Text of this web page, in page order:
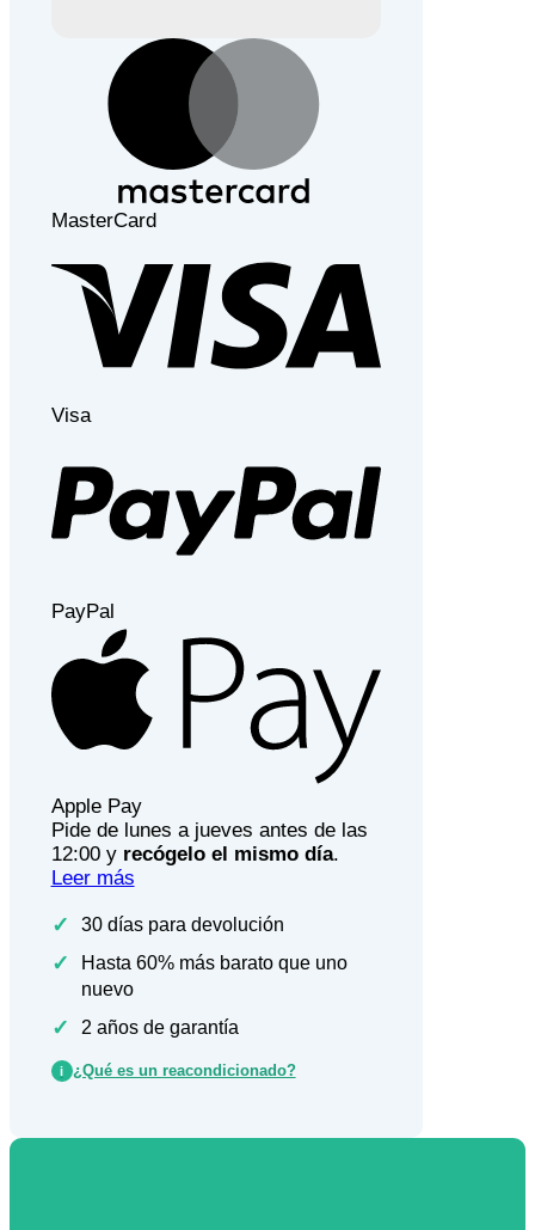
MasterCard
Visa
PayPal
Apple Pay
Pide de lunes a jueves antes de las
12:00 y recógelo el mismo día.
Leer más
✓ 30 días para devolución
✓
Hasta 60% más barato que uno
nuevo
✓ 2 años de garantía
i ¿Qué es un reacondicionado?